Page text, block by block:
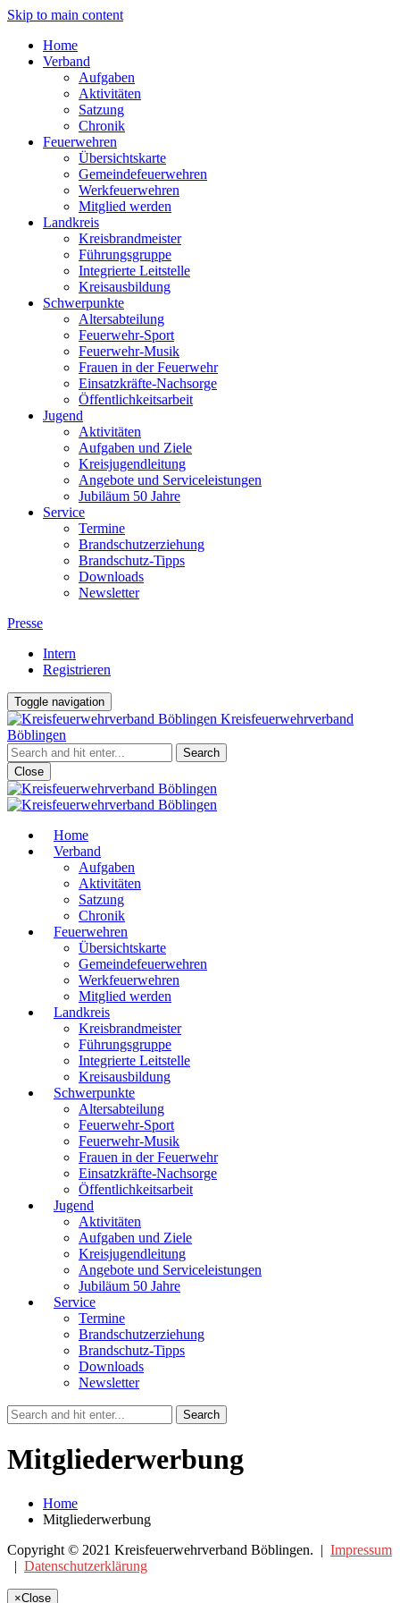
Skip to main content
Home
Verband
Aufgaben
Aktivitäten
Satzung
Chronik
Feuerwehren
Übersichtskarte
Gemeindefeuerwehren
Werkfeuerwehren
Mitglied werden
Landkreis
Kreisbrandmeister
Führungsgruppe
Integrierte Leitstelle
Kreisausbildung
Schwerpunkte
Altersabteilung
Feuerwehr-Sport
Feuerwehr-Musik
Frauen in der Feuerwehr
Einsatzkräfte-Nachsorge
Öffentlichkeitsarbeit
Jugend
Aktivitäten
Aufgaben und Ziele
Kreisjugendleitung
Angebote und Serviceleistungen
Jubiläum 50 Jahre
Service
Termine
Brandschutzerziehung
Brandschutz-Tipps
Downloads
Newsletter
Presse
Intern
Registrieren
Toggle navigation
Kreisfeuerwehrverband
Böblingen
Close
Home
Verband
Aufgaben
Aktivitäten
Satzung
Chronik
Feuerwehren
Übersichtskarte
Gemeindefeuerwehren
Werkfeuerwehren
Mitglied werden
Landkreis
Kreisbrandmeister
Führungsgruppe
Integrierte Leitstelle
Kreisausbildung
Schwerpunkte
Altersabteilung
Feuerwehr-Sport
Feuerwehr-Musik
Frauen in der Feuerwehr
Einsatzkräfte-Nachsorge
Öffentlichkeitsarbeit
Jugend
Aktivitäten
Aufgaben und Ziele
Kreisjugendleitung
Angebote und Serviceleistungen
Jubiläum 50 Jahre
Service
Termine
Brandschutzerziehung
Brandschutz-Tipps
Downloads
Newsletter
Mitgliederwerbung
Home
Mitgliederwerbung
Copyright © 2021 Kreisfeuerwehrverband Böblingen. | Impressum
| Datenschutzerklärung
×Close